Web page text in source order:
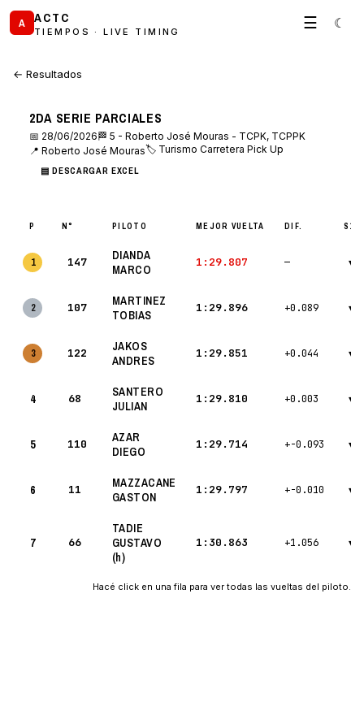
A ACTC
TIEMPOS · LIVE TIMING ☰ ☾
← Resultados
2DA SERIE PARCIALES
📅 28/06/2026🏁 5 - Roberto José Mouras - TCPK, TCPPK
📍 Roberto José Mouras🏷 Turismo Carretera Pick Up
▤ DESCARGAR EXCEL
P N° PILOTO MEJOR VUELTA DIF. S1
1 147
DIANDA
MARCO
1:29.807 — ▾
2 107
MARTINEZ
TOBIAS
1:29.896 +0.089 ▾
3 122
JAKOS
ANDRES
1:29.851 +0.044 ▾
4 68
SANTERO
JULIAN
1:29.810 +0.003 ▾
5 110
AZAR
DIEGO
1:29.714 +-0.093 ▾
6 11
MAZZACANE
GASTON
1:29.797 +-0.010 ▾
7 66
TADIE
GUSTAVO
(h)
1:30.863 +1.056 ▾
Hacé click en una fila para ver todas las vueltas del piloto.